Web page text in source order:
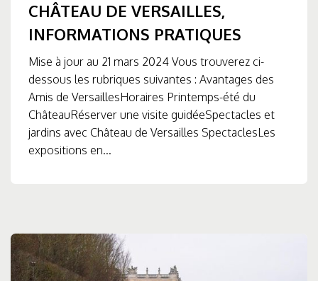
CHÂTEAU DE VERSAILLES,
INFORMATIONS PRATIQUES
Mise à jour au 21 mars 2024 Vous trouverez ci-
dessous les rubriques suivantes : Avantages des
Amis de VersaillesHoraires Printemps-été du
ChâteauRéserver une visite guidéeSpectacles et
jardins avec Château de Versailles SpectaclesLes
expositions en...